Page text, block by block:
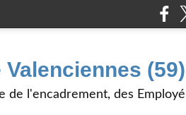
(59)
de l'encadrement, des